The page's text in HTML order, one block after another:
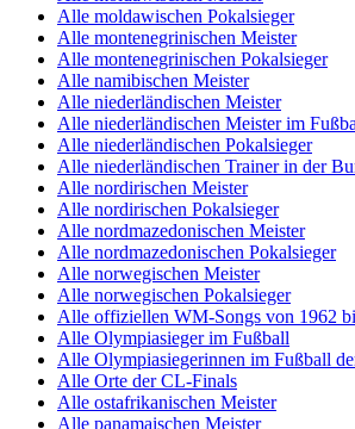
Alle moldawischen Pokalsieger
Alle montenegrinischen Meister
Alle montenegrinischen Pokalsieger
Alle namibischen Meister
Alle niederländischen Meister
Alle niederländischen Meister im
Alle niederländischen Pokalsieger
Alle niederländischen Trainer in der
Alle nordirischen Meister
Alle nordirischen Pokalsieger
Alle nordmazedonischen Meister
Alle nordmazedonischen Pokalsieger
Alle norwegischen Meister
Alle norwegischen Pokalsieger
Alle offiziellen WM-Songs von 1962
Alle Olympiasieger im Fußball
Alle Olympiasiegerinnen im Fußball
Alle Orte der CL-Finals
Alle ostafrikanischen Meister
Alle panamaischen Meister